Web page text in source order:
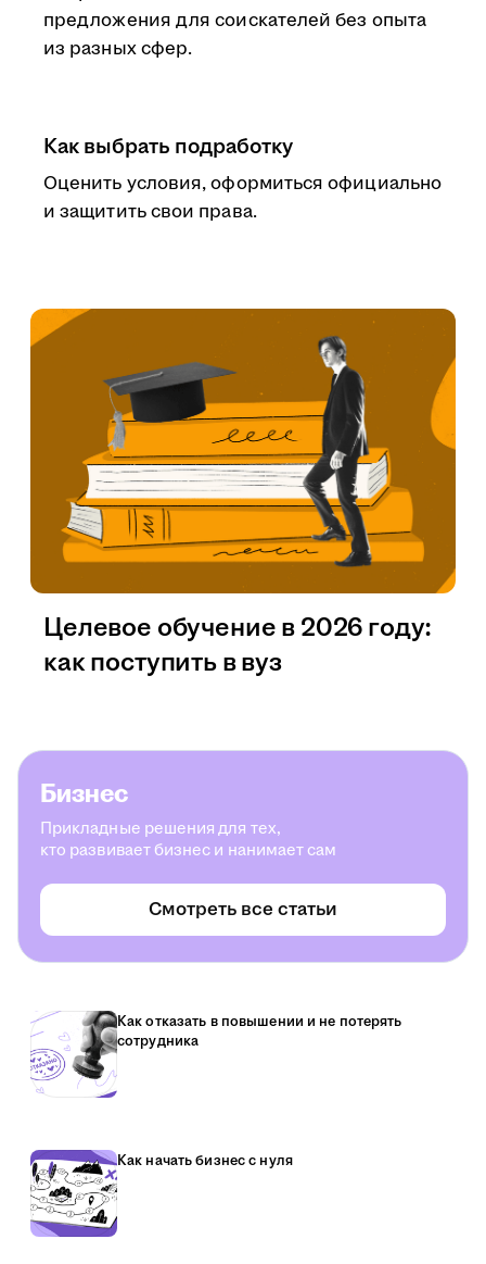
предложения для соискателей без опыта
из разных сфер.
Как выбрать подработку
Оценить условия, оформиться официально
и защитить свои права.
Целевое обучение в 2026 году:
как поступить в вуз
Бизнес
Прикладные решения для тех,
кто развивает бизнес и нанимает сам
Смотреть все статьи
Как отказать в повышении и не потерять
сотрудника
Как начать бизнес с нуля